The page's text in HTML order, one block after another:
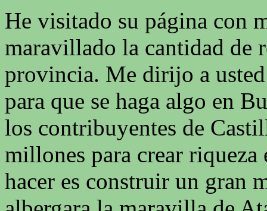
He visitado su página con
maravillado la cantidad de
provincia. Me dirijo a
para que se haga algo en
los contribuyentes de
millones para crear
hacer es construir un gran